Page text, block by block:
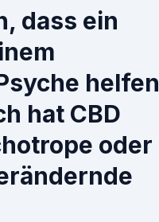
dass ein
helfen
hat CBD
oder